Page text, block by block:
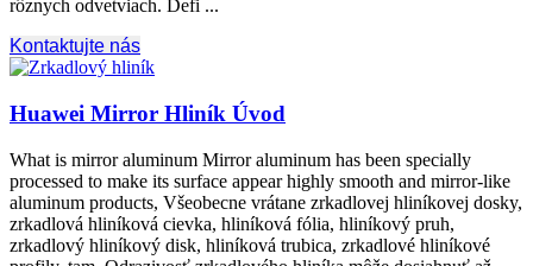
rôznych odvetviach. Defi ...
Kontaktujte nás
Huawei Mirror Hliník Úvod
What is mirror aluminum Mirror aluminum has been specially
processed to make its surface appear highly smooth and mirror-like
aluminum products, Všeobecne vrátane zrkadlovej hliníkovej dosky,
zrkadlová hliníková cievka, hliníková fólia, hliníkový pruh,
zrkadlový hliníkový disk, hliníková trubica, zrkadlové hliníkové